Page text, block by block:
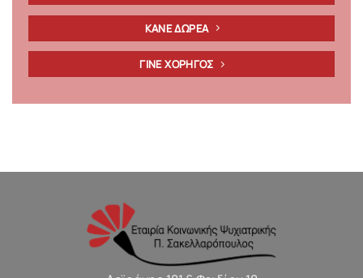
ΚΑΝΕ ΔΩΡΕΑ
ΓΙΝΕ ΧΟΡΗΓΟΣ